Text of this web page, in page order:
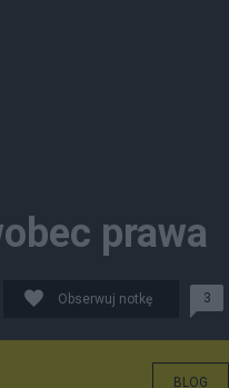
prawa
Obserwuj notkę 3
BLOG